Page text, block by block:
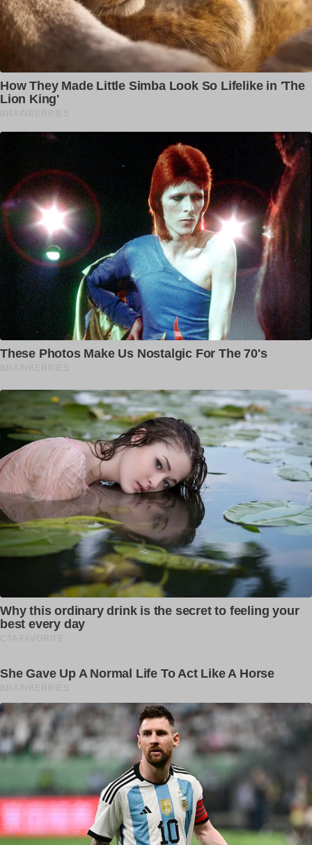
ABOUT US
Welcome to Dailypunjab.live, where we unleash the vibrant
energy of Punjab and beyond! We're your one-stop
destination for the latest viral Punjabi news, gadget
inspiration, and captivating web stories.
Contact us:
newstvpunjabinfo@gmail.com
FOLLOW US
Facebook Instagram
© Daily Punjab Live